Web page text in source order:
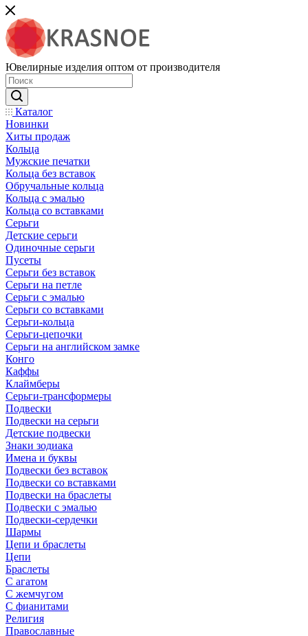
Ювелирные изделия оптом от производителя
Каталог
Новинки
Хиты продаж
Кольца
Мужские печатки
Кольца без вставок
Обручальные кольца
Кольца с эмалью
Кольца со вставками
Серьги
Детские серьги
Одиночные серьги
Пусеты
Серьги без вставок
Серьги на петле
Серьги с эмалью
Серьги со вставками
Серьги-кольца
Серьги-цепочки
Серьги на английском замке
Конго
Каффы
Клаймберы
Серьги-трансформеры
Подвески
Подвески на серьги
Детские подвески
Знаки зодиака
Имена и буквы
Подвески без вставок
Подвески со вставками
Подвески на браслеты
Подвески с эмалью
Подвески-сердечки
Шармы
Цепи и браслеты
Цепи
Браслеты
С агатом
С жемчугом
С фианитами
Религия
Православные